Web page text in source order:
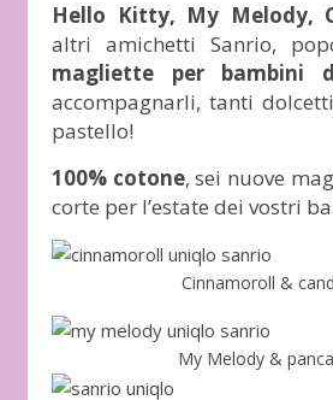
Hello Kitty, My Melody,
altri amichetti Sanrio,
magliette per bambini
accompagnarli, tanti
pastello!
100% cotone, sei nuove
corte per l’estate dei vostri
Cinnamoroll &
My Melody &